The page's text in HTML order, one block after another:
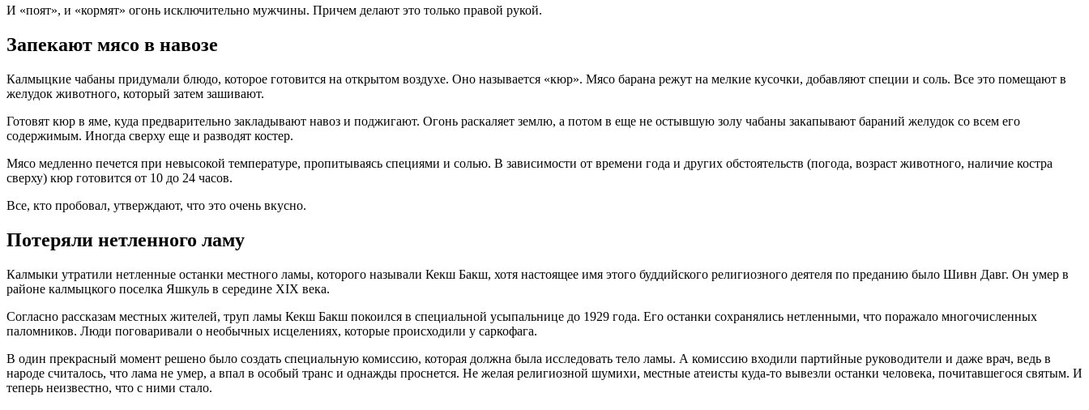
И «поят», и «кормят» огонь исключительно мужчины. Причем делают это только правой рукой.
Запекают мясо в навозе
Калмыцкие чабаны придумали блюдо, которое готовится на открытом воздухе. Оно называется «кюр». Мясо барана режут на мелкие кусочки, добавляют специи и соль. Все это помещают в
желудок животного, который затем зашивают.
Готовят кюр в яме, куда предварительно закладывают навоз и поджигают. Огонь раскаляет землю, а потом в еще не остывшую золу чабаны закапывают бараний желудок со всем его
содержимым. Иногда сверху еще и разводят костер.
Мясо медленно печется при невысокой температуре, пропитываясь специями и солью. В зависимости от времени года и других обстоятельств (погода, возраст животного, наличие костра
сверху) кюр готовится от 10 до 24 часов.
Все, кто пробовал, утверждают, что это очень вкусно.
Потеряли нетленного ламу
Калмыки утратили нетленные останки местного ламы, которого называли Кекш Бакш, хотя настоящее имя этого буддийского религиозного деятеля по преданию было Шивн Давг. Он умер в
районе калмыцкого поселка Яшкуль в середине XIX века.
Согласно рассказам местных жителей, труп ламы Кекш Бакш покоился в специальной усыпальнице до 1929 года. Его останки сохранялись нетленными, что поражало многочисленных
паломников. Люди поговаривали о необычных исцелениях, которые происходили у саркофага.
В один прекрасный момент решено было создать специальную комиссию, которая должна была исследовать тело ламы. А комиссию входили партийные руководители и даже врач, ведь в
народе считалось, что лама не умер, а впал в особый транс и однажды проснется. Не желая религиозной шумихи, местные атеисты куда-то вывезли останки человека, почитавшегося святым. И
теперь неизвестно, что с ними стало.